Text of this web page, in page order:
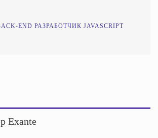
END РАЗРАБОТЧИК JAVASCRIPT
Exante